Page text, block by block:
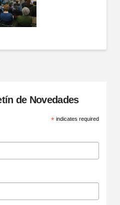
de Novedades
*indicates required